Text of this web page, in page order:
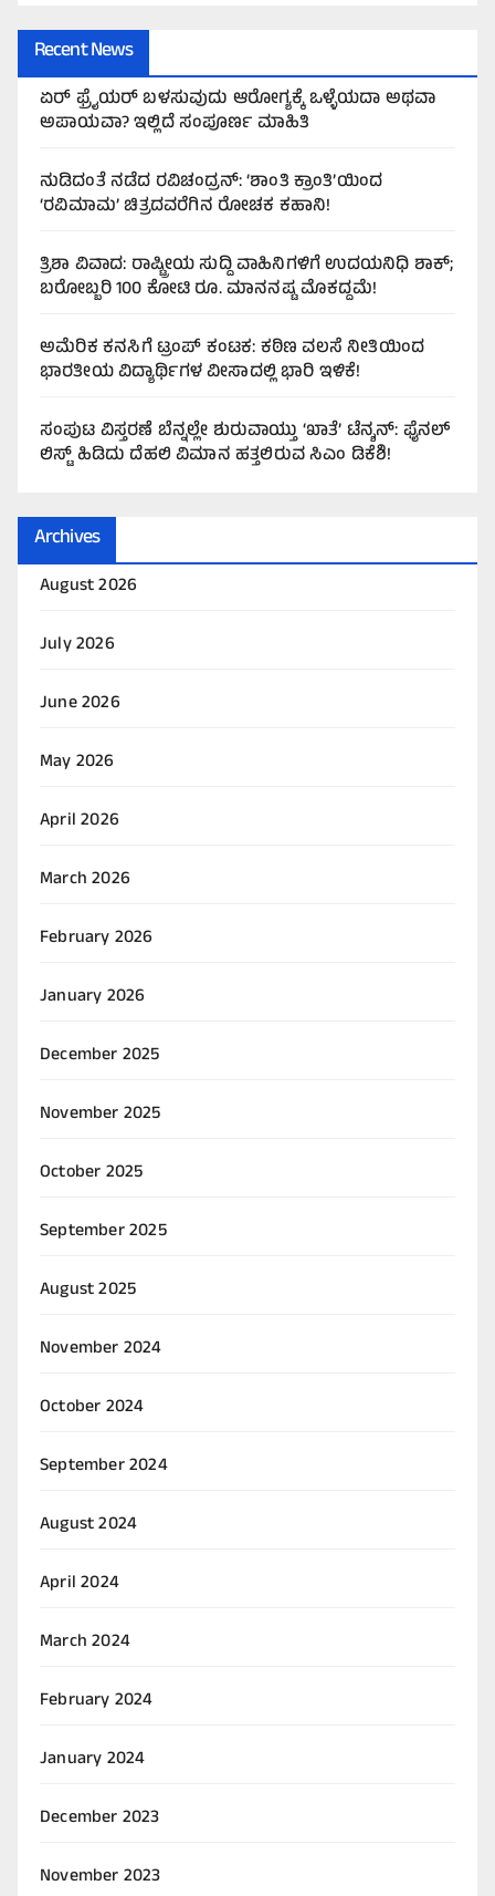
Recent News
ಏರ್‌ ಫ್ರೈಯರ್‌ ಬಳಸುವುದು ಆರೋಗ್ಯಕ್ಕೆ ಒಳ್ಳೆಯದಾ ಅಥವಾ
ಅಪಾಯವಾ? ಇಲ್ಲಿದೆ ಸಂಪೂರ್ಣ ಮಾಹಿತಿ
ನುಡಿದಂತೆ ನಡೆದ ರವಿಚಂದ್ರನ್: ‘ಶಾಂತಿ ಕ್ರಾಂತಿ’ಯಿಂದ
‘ರವಿಮಾಮ’ ಚಿತ್ರದವರೆಗಿನ ರೋಚಕ ಕಹಾನಿ!
ತ್ರಿಶಾ ವಿವಾದ: ರಾಷ್ಟ್ರೀಯ ಸುದ್ದಿ ವಾಹಿನಿಗಳಿಗೆ ಉದಯನಿಧಿ ಶಾಕ್;
ಬರೋಬ್ಬರಿ 100 ಕೋಟಿ ರೂ. ಮಾನನಷ್ಟ ಮೊಕದ್ದಮೆ!
ಅಮೆರಿಕ ಕನಸಿಗೆ ಟ್ರಂಪ್ ಕಂಟಕ: ಕಠಿಣ ವಲಸೆ ನೀತಿಯಿಂದ
ಭಾರತೀಯ ವಿದ್ಯಾರ್ಥಿಗಳ ವೀಸಾದಲ್ಲಿ ಭಾರಿ ಇಳಿಕೆ!
ಸಂಪುಟ ವಿಸ್ತರಣೆ ಬೆನ್ನಲ್ಲೇ ಶುರುವಾಯ್ತು ‘ಖಾತೆ’ ಟೆನ್ಶನ್: ಫೈನಲ್
ಲಿಸ್ಟ್ ಹಿಡಿದು ದೆಹಲಿ ವಿಮಾನ ಹತ್ತಲಿರುವ ಸಿಎಂ ಡಿಕೆಶಿ!
Archives
August 2026
July 2026
June 2026
May 2026
April 2026
March 2026
February 2026
January 2026
December 2025
November 2025
October 2025
September 2025
August 2025
November 2024
October 2024
September 2024
August 2024
April 2024
March 2024
February 2024
January 2024
December 2023
November 2023